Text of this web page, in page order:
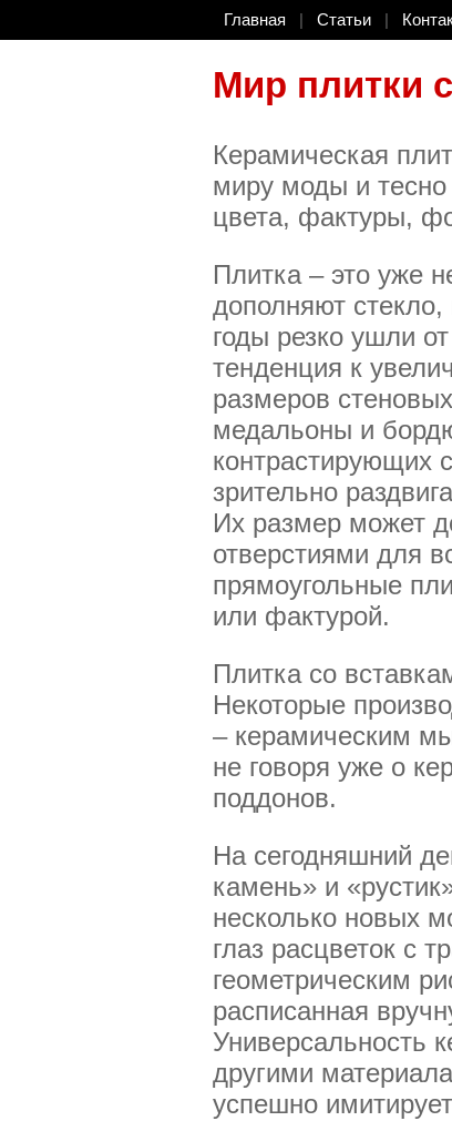
Главная Статьи
Мир плитки
Керамическая
миру моды и
цвета, фактуры,
Плитка – это уже
дополняют
годы резко ушли
тенденция к
размеров
медальоны и
контрастирующих
зрительно
Их размер может
отверстиями для
прямоугольные
или фактурой.
Плитка со
Некоторые
– керамическим
не говоря уже о
поддонов.
На сегодняшний
камень» и
несколько новых
глаз расцветок с
геометрическим
расписанная
Универсальность
другими
успешно